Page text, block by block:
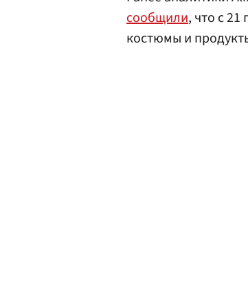
сообщили, что с 21
костюмы и